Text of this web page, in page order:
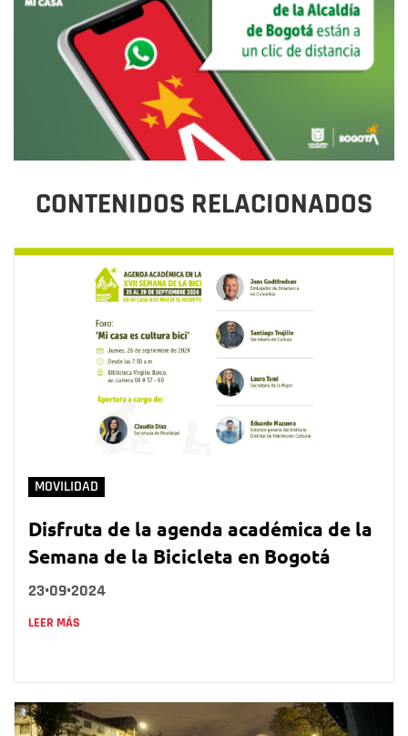
CONTENIDOS RELACIONADOS
MOVILIDAD
Disfruta de la agenda académica de la
Semana de la Bicicleta en Bogotá
23•09•2024
LEER MÁS